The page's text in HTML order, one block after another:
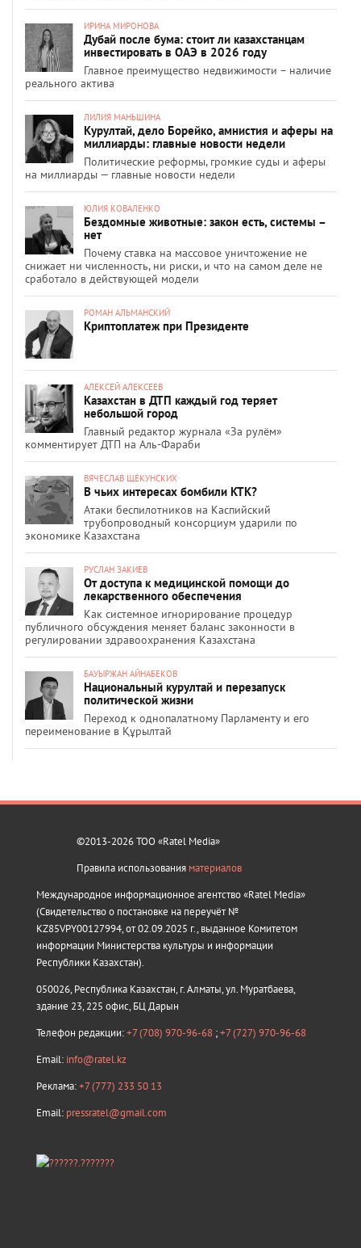
ИРИНА МИРОНОВА
Дубай после бума: стоит ли казахстанцам
инвестировать в ОАЭ в 2026 году
Главное преимущество недвижимости – наличие
реального актива
ЛИЛИЯ МАНЬШИНА
Курултай, дело Борейко, амнистия и аферы на
миллиарды: главные новости недели
Политические реформы, громкие суды и аферы
на миллиарды — главные новости недели
ЮЛИЯ КОВАЛЕНКО
Бездомные животные: закон есть, системы –
нет
Почему ставка на массовое уничтожение не
снижает ни численность, ни риски, и что на самом деле не
сработало в действующей модели
РОМАН АЛЬМАНСКИЙ
Криптоплатеж при Президенте
АЛЕКСЕЙ АЛЕКСЕЕВ
Казахстан в ДТП каждый год теряет
небольшой город
Главный редактор журнала «За рулём»
комментирует ДТП на Аль-Фараби
ВЯЧЕСЛАВ ЩЕКУНСКИХ
В чьих интересах бомбили КТК?
Атаки беспилотников на Каспийский
трубопроводный консорциум ударили по
экономике Казахстана
РУСЛАН ЗАКИЕВ
От доступа к медицинской помощи до
лекарственного обеспечения
Как системное игнорирование процедур
публичного обсуждения меняет баланс законности в
регулировании здравоохранения Казахстана
БАУЫРЖАН АЙНАБЕКОВ
Национальный курултай и перезапуск
политической жизни
Переход к однопалатному Парламенту и его
переименование в Құрылтай
©2013-2026 ТОО «Ratel Media»
Правила использования материалов
Международное информационное агентство «Ratel Media»
(Свидетельство о постановке на переучёт №
KZ85VPY00127994, от 02.09.2025 г., выданное Комитетом
информации Министерства культуры и информации
Республики Казахстан).
050026, Республика Казахстан, г. Алматы, ул. Муратбаева,
здание 23, 225 офис, БЦ Дарын
Телефон редакции:+7 (708) 970-96-68 ;+7 (727) 970-96-68
Email: info@ratel.kz
Реклама:+7 (777) 233 50 13
Email: pressratel@gmail.com